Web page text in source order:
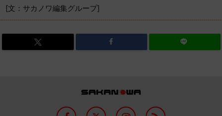
[文：サカノワ編集グループ]